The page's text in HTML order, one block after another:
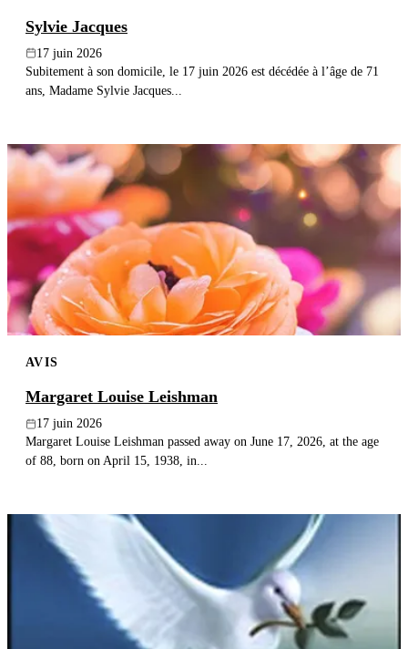
Sylvie Jacques
17 juin 2026
Subitement à son domicile, le 17 juin 2026 est décédée à l’âge de 71
ans, Madame Sylvie Jacques...
AVIS
Margaret Louise Leishman
17 juin 2026
Margaret Louise Leishman passed away on June 17, 2026, at the age
of 88, born on April 15, 1938, in...